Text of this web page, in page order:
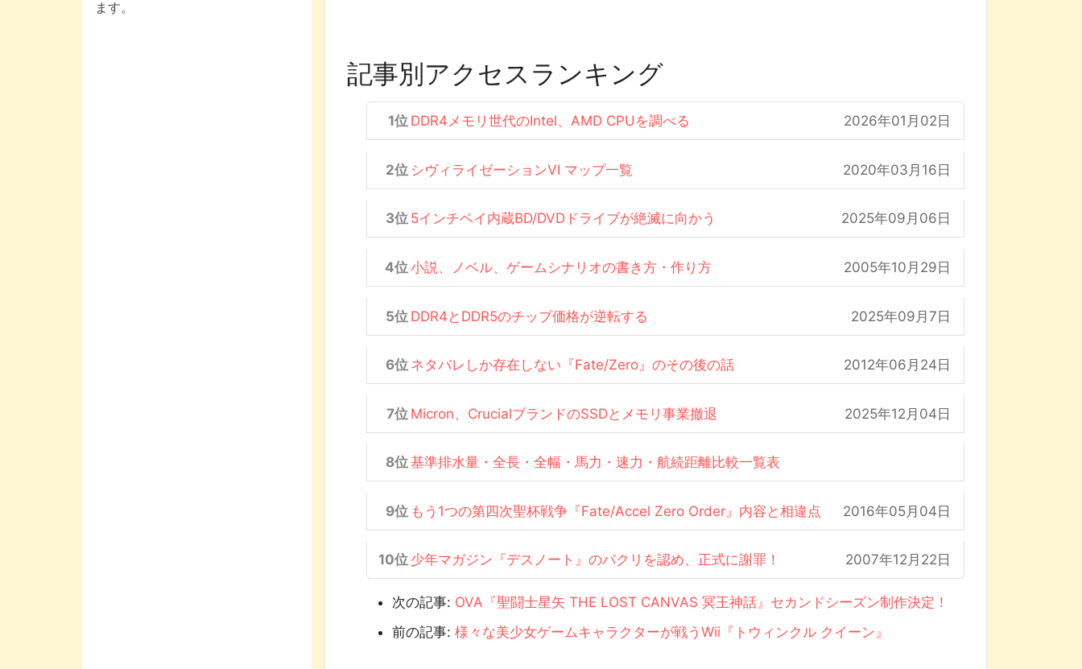
記事別アクセスランキング
DDR4メモリ世代のIntel、AMD CPUを調べる 2026年01月02日
シヴィライゼーションVI マップ一覧 2020年03月16日
5インチベイ内蔵BD/DVDドライブが絶滅に向かう 2025年09月06日
小説、ノベル、ゲームシナリオの書き方・作り方 2005年10月29日
DDR4とDDR5のチップ価格が逆転する 2025年09月7日
ネタバレしか存在しない『Fate/Zero』のその後の話 2012年06月24日
Micron、CrucialブランドのSSDとメモリ事業撤退 2025年12月04日
基準排水量・全長・全幅・馬力・速力・航続距離比較一覧表
もう1つの第四次聖杯戦争『Fate/Accel Zero Order』内容と相違点 2016年05月04日
少年マガジン『デスノート』のパクリを認め、正式に謝罪！ 2007年12月22日
次の記事: OVA『聖闘士星矢 THE LOST CANVAS 冥王神話』セカンドシーズン制作決定！
前の記事: 様々な美少女ゲームキャラクターが戦うWii『トウィンクル クイーン』
ます。